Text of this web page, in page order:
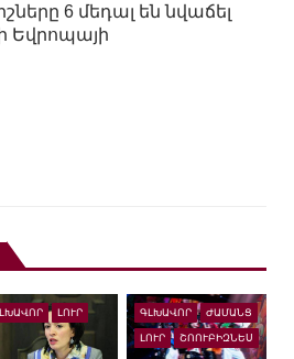
6 մեդալ են նվաճել
Եվրոպայի
ԼՈՒՐ ԳԼԽԱՎՈՐ ԺԱՄԱՆՑ
ԼՈՒՐ ՇՈՈՒԲԻԶՆԵՍ